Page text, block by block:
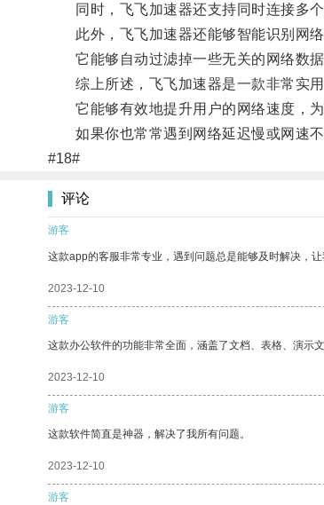
同时，飞飞加速器还支持同时连接多个
此外，飞飞加速器还能够智能识别网络
它能够自动过滤掉一些无关的网络数据
综上所述，飞飞加速器是一款非常实用
它能够有效地提升用户的网络速度，为
如果你也常常遇到网络延迟慢或网速不
#18#
评论
游客
这款app的客服非常专业，遇到问题总是能够及时解决，让
2023-12-10
游客
这款办公软件的功能非常全面，涵盖了文档、表格、演示
2023-12-10
游客
这款软件简直是神器，解决了我所有问题。
2023-12-10
游客